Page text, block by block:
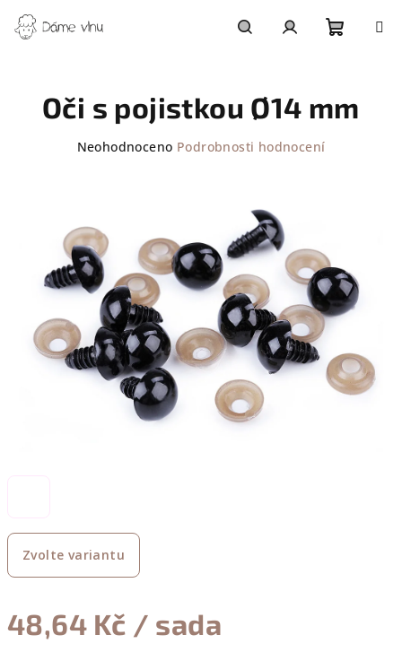
na
obsah
košík
Zvolte variantu
48,64 Kč / sada
Oči s pojistkou Ø14 mm
Průměrné
z
5
hvězdiček.
Neohodnoceno Podrobnosti hodnocení